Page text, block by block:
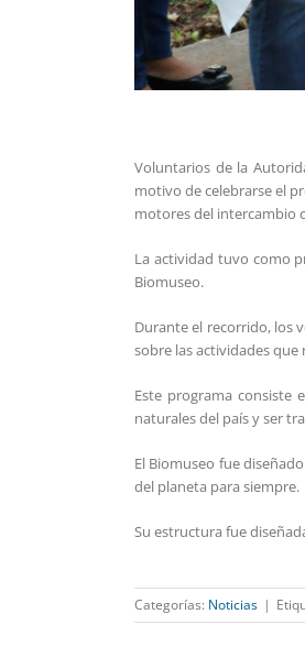
Voluntarios de la
motivo de celebrarse el
motores del intercambio
La actividad tuvo como
Biomuseo.
Durante el recorrido, los
sobre las actividades que
Este programa consiste
naturales del país y ser
El Biomuseo fue
del planeta para siempre.
Su estructura fue
Categorías: Noticias |